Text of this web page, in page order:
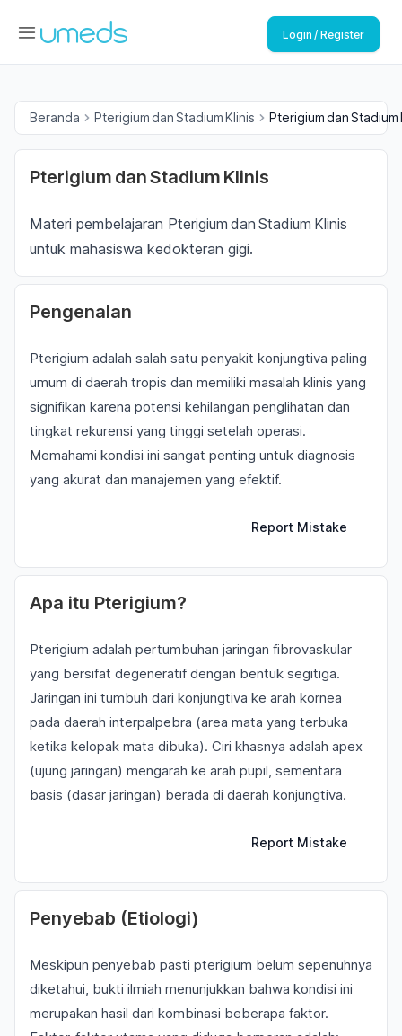
Login / Register
Beranda Pterigium dan Stadium Klinis Pterigium dan Stadium
Pterigium dan Stadium Klinis
Materi pembelajaran Pterigium dan Stadium Klinis
untuk mahasiswa kedokteran gigi.
Pengenalan
Pterigium adalah salah satu penyakit konjungtiva paling
umum di daerah tropis dan memiliki masalah klinis yang
signifikan karena potensi kehilangan penglihatan dan
tingkat rekurensi yang tinggi setelah operasi.
Memahami kondisi ini sangat penting untuk diagnosis
yang akurat dan manajemen yang efektif.
Report Mistake
Apa itu Pterigium?
Pterigium adalah pertumbuhan jaringan fibrovaskular
yang bersifat degeneratif dengan bentuk segitiga.
Jaringan ini tumbuh dari konjungtiva ke arah kornea
pada daerah interpalpebra (area mata yang terbuka
ketika kelopak mata dibuka). Ciri khasnya adalah apex
(ujung jaringan) mengarah ke arah pupil, sementara
basis (dasar jaringan) berada di daerah konjungtiva.
Report Mistake
Penyebab (Etiologi)
Meskipun penyebab pasti pterigium belum sepenuhnya
diketahui, bukti ilmiah menunjukkan bahwa kondisi ini
merupakan hasil dari kombinasi beberapa faktor.